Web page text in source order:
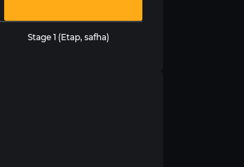
Stage 1 (Etap, safha)